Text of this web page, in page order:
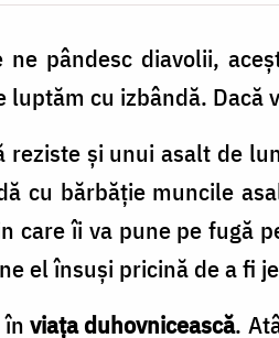
ne pândesc diavolii,
luptăm cu izbândă. Dacă
reziste și unui asalt de
cu bărbăție muncile
care îi va pune pe fugă
el însuși pricină de a fi
înviața duhovnicească.